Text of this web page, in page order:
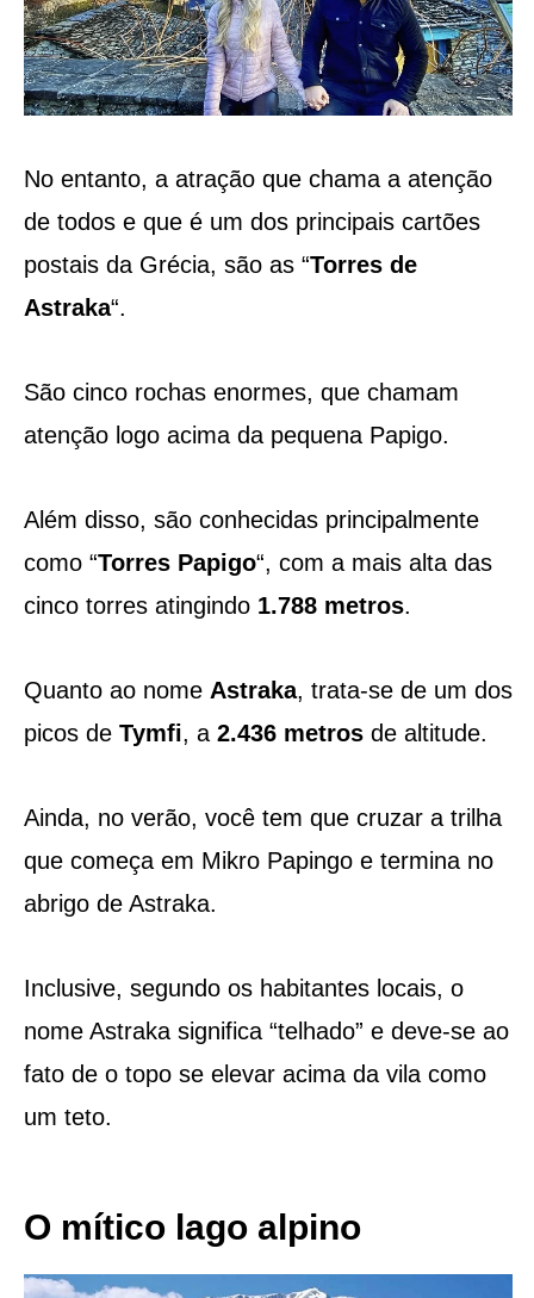
No entanto, a atração que chama a atenção
de todos e que é um dos principais cartões
postais da Grécia, são as “Torres de
Astraka“.
São cinco rochas enormes, que chamam
atenção logo acima da pequena Papigo.
Além disso, são conhecidas principalmente
como “Torres Papigo“, com a mais alta das
cinco torres atingindo 1.788 metros.
Quanto ao nome Astraka, trata-se de um dos
picos de Tymfi, a2.436 metrosde altitude.
Ainda, no verão, você tem que cruzar a trilha
que começa em Mikro Papingo e termina no
abrigo de Astraka.
Inclusive, segundo os habitantes locais, o
nome Astraka significa “telhado” e deve-se ao
fato de o topo se elevar acima da vila como
um teto.
O mítico lago alpino